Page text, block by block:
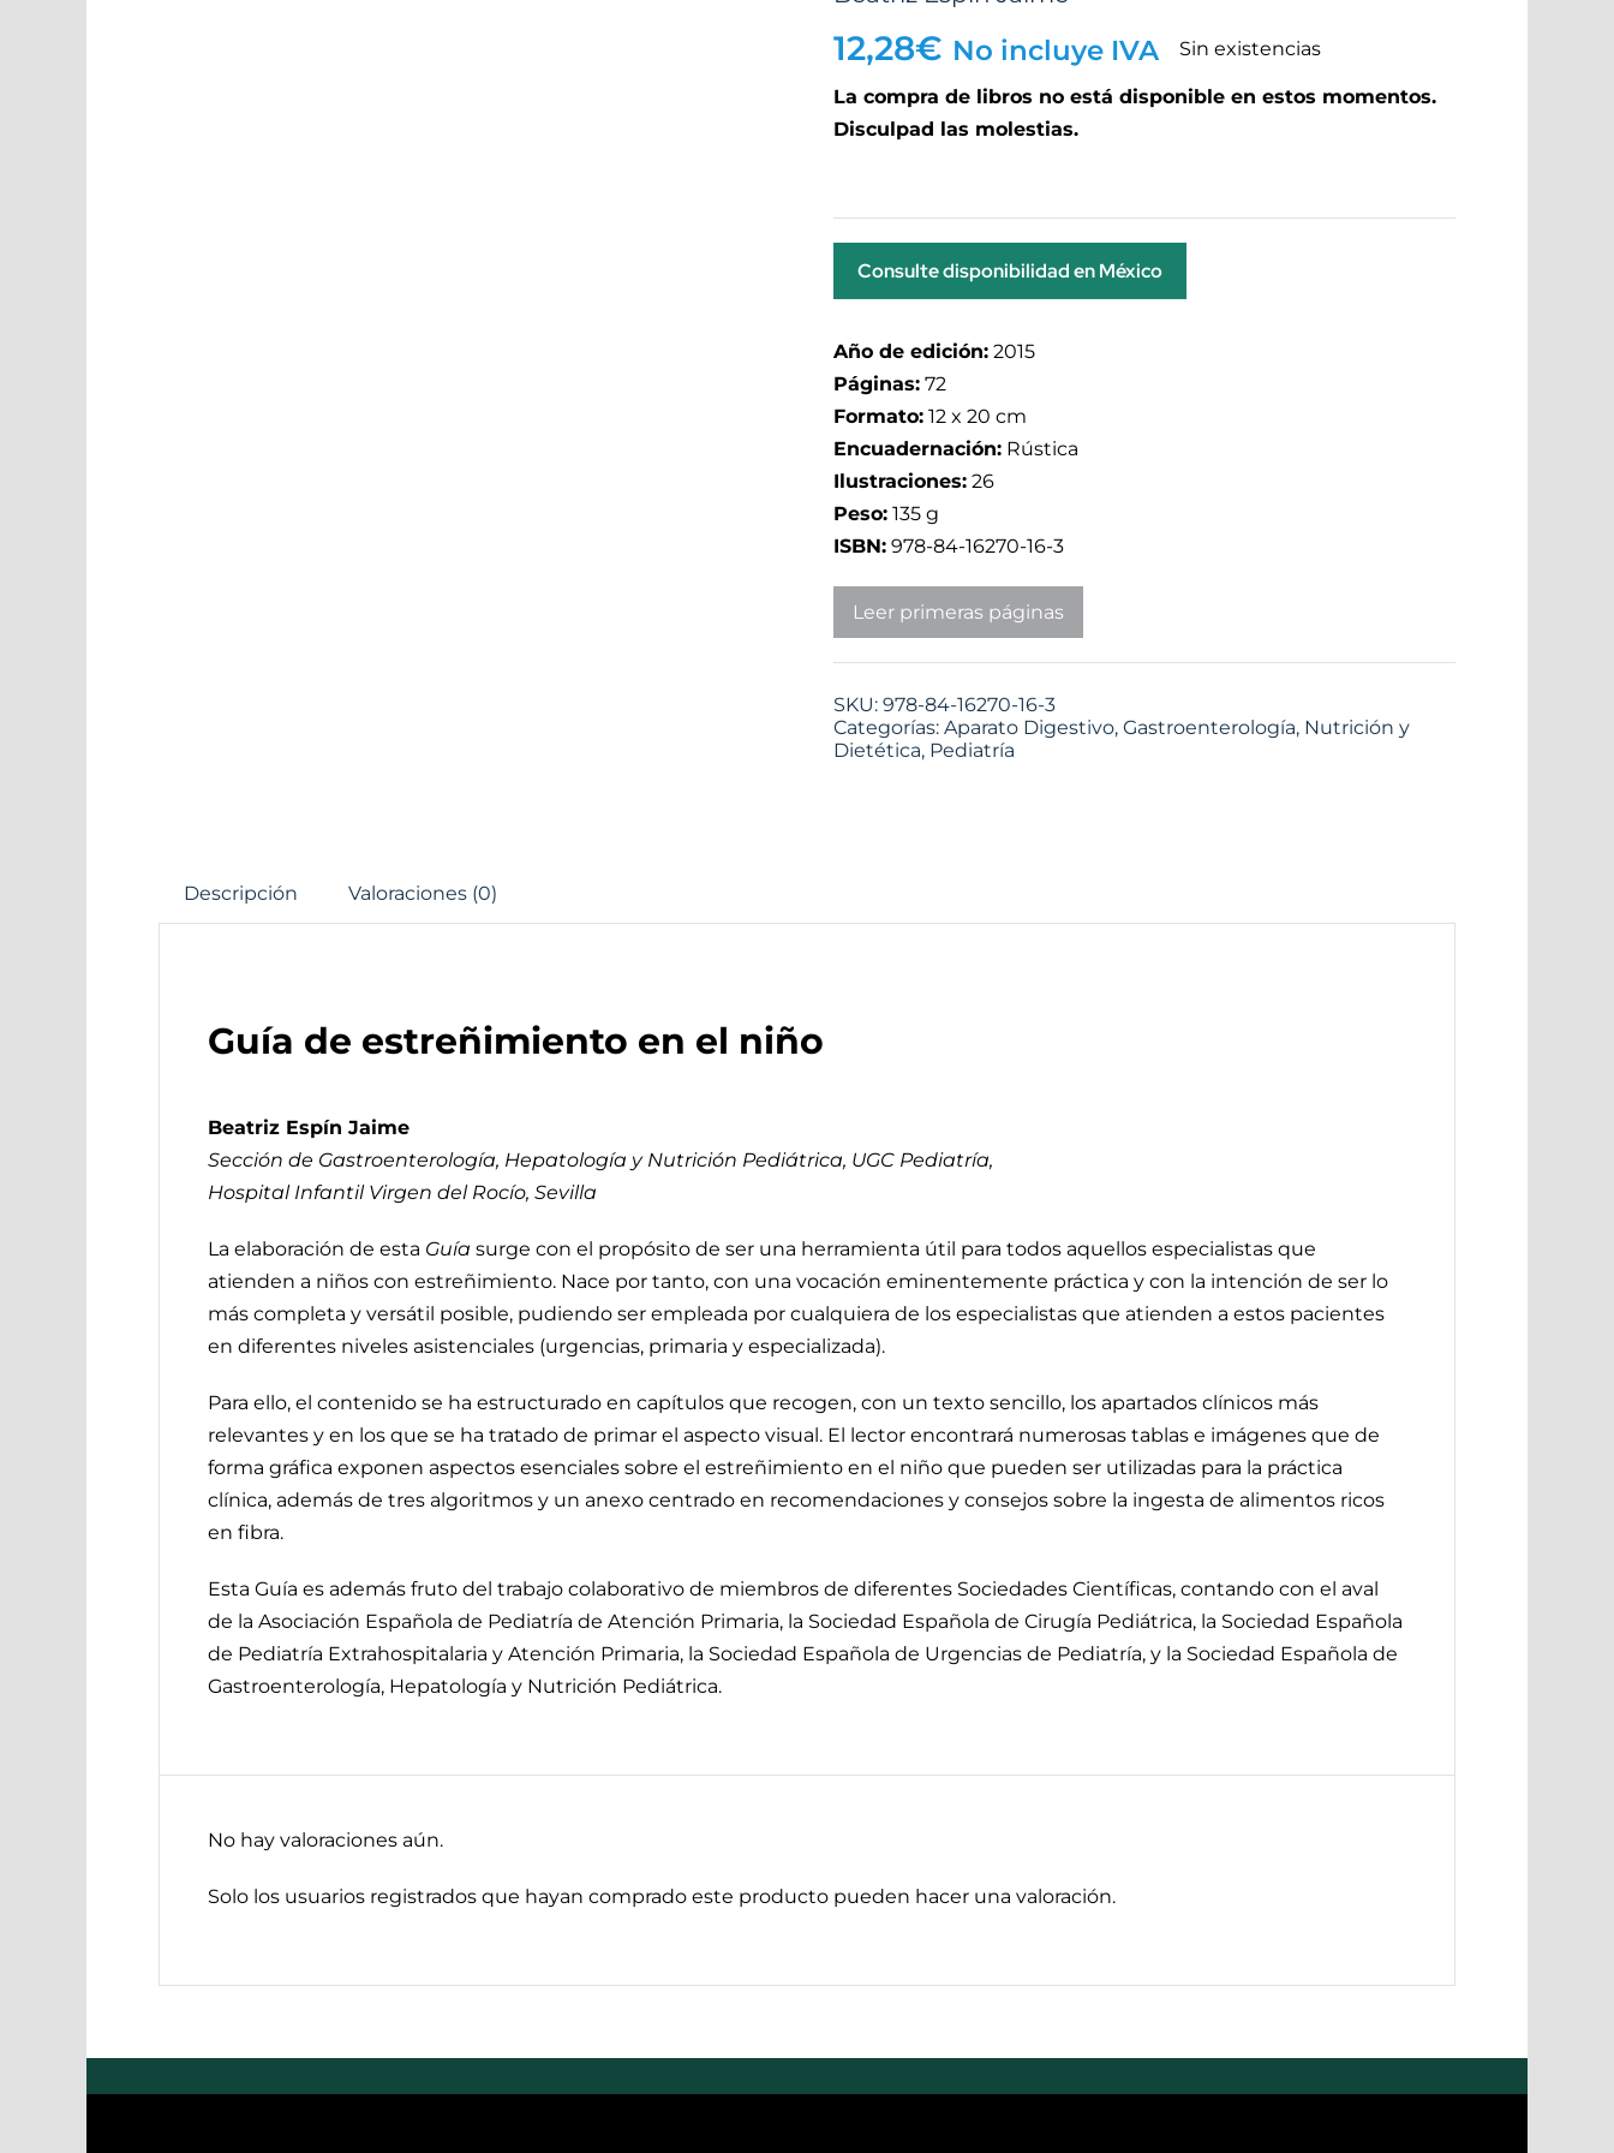
12,28€ No incluye IVA Sin existencias
La compra de libros no está disponible en estos momentos.
Disculpad las molestias.
Consulte disponibilidad en México
Año de edición:2015
Páginas:72
Formato:12 x 20 cm
Encuadernación:Rústica
Ilustraciones:26
Peso:135 g
ISBN:978-84-16270-16-3
Leer primeras páginas
SKU: 978-84-16270-16-3
Categorías: Aparato Digestivo, Gastroenterología, Nutrición y
Dietética, Pediatría
Descripción Valoraciones (0)
Guía de estreñimiento en el niño
Beatriz Espín Jaime
Sección de Gastroenterología, Hepatología y Nutrición Pediátrica, UGC Pediatría,
Hospital Infantil Virgen del Rocío, Sevilla
La elaboración de esta Guía surge con el propósito de ser una herramienta útil para todos aquellos especialistas que
atienden a niños con estreñimiento. Nace por tanto, con una vocación eminentemente práctica y con la intención de ser lo
más completa y versátil posible, pudiendo ser empleada por cualquiera de los especialistas que atienden a estos pacientes
en diferentes niveles asistenciales (urgencias, primaria y especializada).
Para ello, el contenido se ha estructurado en capítulos que recogen, con un texto sencillo, los apartados clínicos más
relevantes y en los que se ha tratado de primar el aspecto visual. El lector encontrará numerosas tablas e imágenes que de
forma gráfica exponen aspectos esenciales sobre el estreñimiento en el niño que pueden ser utilizadas para la práctica
clínica, además de tres algoritmos y un anexo centrado en recomendaciones y consejos sobre la ingesta de alimentos ricos
en fibra.
Esta Guía es además fruto del trabajo colaborativo de miembros de diferentes Sociedades Científicas, contando con el aval
de la Asociación Española de Pediatría de Atención Primaria, la Sociedad Española de Cirugía Pediátrica, la Sociedad Española
de Pediatría Extrahospitalaria y Atención Primaria, la Sociedad Española de Urgencias de Pediatría, y la Sociedad Española de
Gastroenterología, Hepatología y Nutrición Pediátrica.
No hay valoraciones aún.
Solo los usuarios registrados que hayan comprado este producto pueden hacer una valoración.